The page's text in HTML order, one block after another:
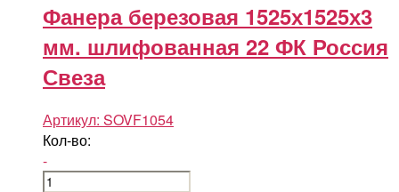
Фанера березовая 1525х1525х3
мм. шлифованная 22 ФК Россия
Свеза
Артикул: SOVF1054
Кол-во:
-